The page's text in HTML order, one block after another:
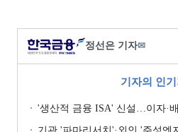
정선은 기자✉
기자의 인
'생산적 금융 ISA' 신설…이자·배당소득